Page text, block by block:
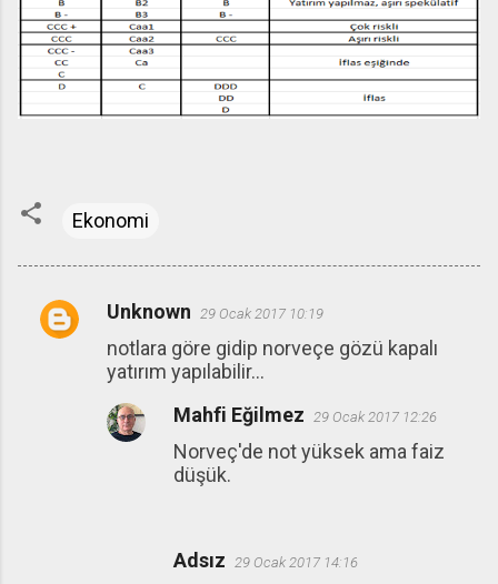
Ekonomi
Y
Unknown 29 Ocak 2017 10:19
notlara göre gidip norveçe gözü kapalı
yatırım yapılabilir...
Mahfi Eğilmez 29 Ocak 2017 12:26
Norveç'de not yüksek ama faiz
düşük.
Adsız 29 Ocak 2017 14:16